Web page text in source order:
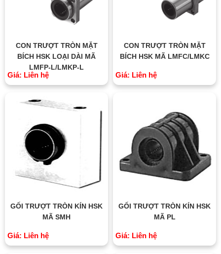
CON TRƯỢT TRÒN MẶT
BÍCH HSK LOẠI DÀI MÃ
LMFP-L/LMKP-L
Giá: Liên hệ
CON TRƯỢT TRÒN MẶT
BÍCH HSK MÃ LMFC/LMKC
Giá: Liên hệ
GỐI TRƯỢT TRÒN KÍN HSK
MÃ SMH
Giá: Liên hệ
GỐI TRƯỢT TRÒN KÍN HSK
MÃ PL
Giá: Liên hệ